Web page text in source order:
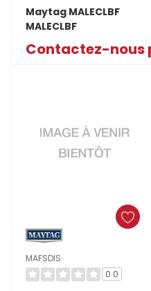
Maytag MALECLBF
MALECLBF
Contactez-nous
MAFSDIS
0.0